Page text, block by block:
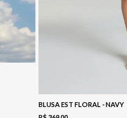
BLUSA EST FLORAL - NAVY